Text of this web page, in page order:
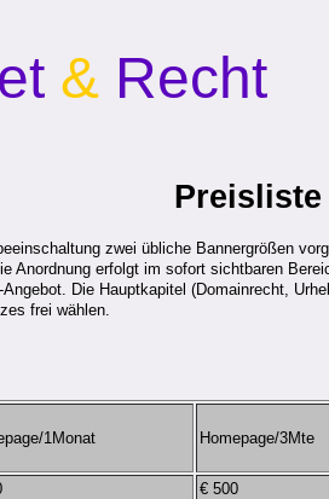
& Recht
zwei übliche Bannergrößen
Anordnung erfolgt im sofort sichtbaren
Die Hauptkapitel (Domainrecht,
frei wählen.
1Monat Homepage/3Mte
€ 500